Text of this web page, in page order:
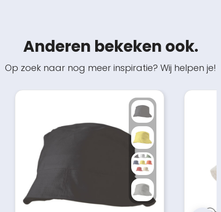
Anderen bekeken ook.
Op zoek naar nog meer inspiratie? Wij helpen je!